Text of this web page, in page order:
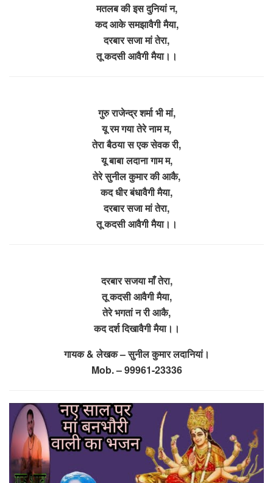
मतलब की इस दुनियां न,
कद आके समझावैगी मैया,
दरबार सजा मां तेरा,
तू कदसी आवैगी मैया।।
गुरु राजेन्द्र शर्मा भी मां,
यू रम गया तेरे नाम म,
तेरा बैठया स एक सेवक री,
यू बाबा लदाना गाम म,
तेरे सुनील कुमार की आकै,
कद धीर बंधावैगी मैया,
दरबार सजा मां तेरा,
तू कदसी आवैगी मैया।।
दरबार सजया माँ तेरा,
तू कदसी आवैगी मैया,
तेरे भगतां न री आकै,
कद दर्श दिखावैगी मैया।।
गायक & लेखक – सुनील कुमार लदानियां।
Mob. – 99961-23336